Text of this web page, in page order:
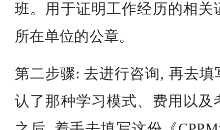
班。用于证明工作经历的相关
所在单位的公章。
第二步骤: 去进行咨询, 再去
认了那种学习模式、费用以及